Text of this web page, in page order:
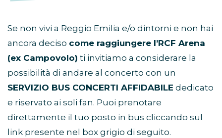
Se non vivi a Reggio Emilia e/o dintorni e non hai
ancora deciso come raggiungere l’RCF Arena
(ex Campovolo) ti invitiamo a considerare la
possibilità di andare al concerto con un
SERVIZIO BUS CONCERTI AFFIDABILE dedicato
e riservato ai soli fan. Puoi prenotare
direttamente il tuo posto in bus cliccando sul
link presente nel box grigio di seguito.